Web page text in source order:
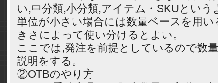
い,中分類,小分類,アイテム・SKUという
単位が小さい場合には数量ベースを用
きさによって使い分けるとよい。
ここでは,発注を前提としているので数
説明をする。
②OTBのやり方